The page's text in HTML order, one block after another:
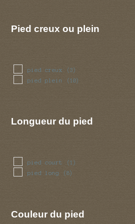
Pied creux ou plein
pied creux (3)
pied plein (10)
Longueur du pied
pied court (1)
pied long (8)
Couleur du pied